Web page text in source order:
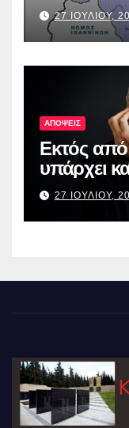
27 ΙΟΥΛΙΟΥ,
ΑΠΟΨΕΙΣ
Εκτός από
υπάρχει
27 ΙΟΥΛΙΟΥ,